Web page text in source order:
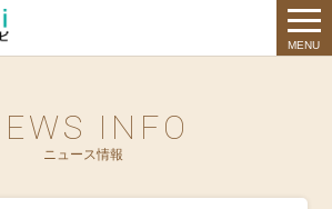
MENU
INFO
ニュース情報